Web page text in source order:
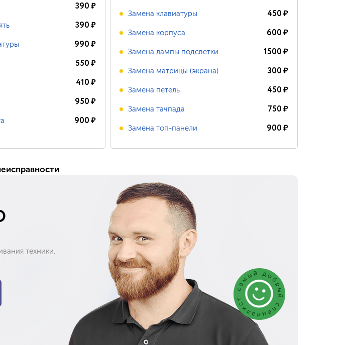
390₽
390₽
990₽
550₽
410₽
950₽
900₽
Замена клавиатуры 450₽
Замена корпуса 600₽
Замена лампы подсветки 1500₽
Замена матрицы (экрана) 300₽
Замена петель 450₽
Замена тачпада 750₽
Замена топ-панели 900₽
техники.